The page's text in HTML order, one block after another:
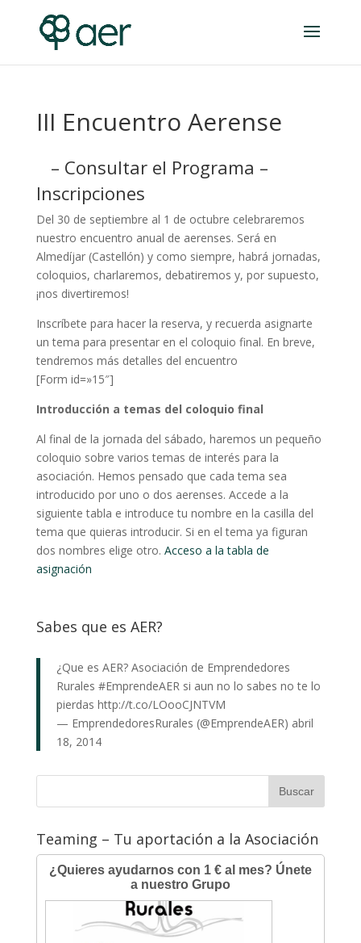
III Encuentro Aerense
– Consultar el Programa –
Inscripciones
Del 30 de septiembre al 1 de octubre celebraremos
nuestro encuentro anual de aerenses. Será en
Almedíjar (Castellón) y como siempre, habrá jornadas,
coloquios, charlaremos, debatiremos y, por supuesto,
¡nos divertiremos!
Inscríbete para hacer la reserva, y recuerda asignarte
un tema para presentar en el coloquio final. En breve,
tendremos más detalles del encuentro
[Form id=»15″]
Introducción a temas del coloquio final
Al final de la jornada del sábado, haremos un pequeño
coloquio sobre varios temas de interés para la
asociación. Hemos pensado que cada tema sea
introducido por uno o dos aerenses. Accede a la
siguiente tabla e introduce tu nombre en la casilla del
tema que quieras introducir. Si en el tema ya figuran
dos nombres elige otro. Acceso a la tabla de
asignación
Sabes que es AER?
¿Que es AER? Asociación de Emprendedores
Rurales #EmprendeAERsi aun no lo sabes no te lo
pierdas http://t.co/LOooCJNTVM
— EmprendedoresRurales (@EmprendeAER) abril
18, 2014
Teaming – Tu aportación a la Asociación